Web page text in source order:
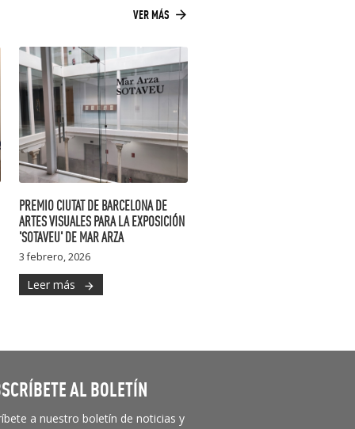
VER MÁS arrow_forward
PREMIO CIUTAT DE BARCELONA DE
ARTES VISUALES PARA LA EXPOSICIÓN
'SOTAVEU' DE MAR ARZA
3 febrero, 2026
Leer más arrow_forward
AL BOLETÍN
a nuestro boletín de noticias y